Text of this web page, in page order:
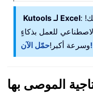
Kutools لـ Excel: أكثر من 300 أداة مفيدة بين يديك!
للعمل بذكاءٍ
وسرعة أكبر!حمّل الآن!
الموصى بها